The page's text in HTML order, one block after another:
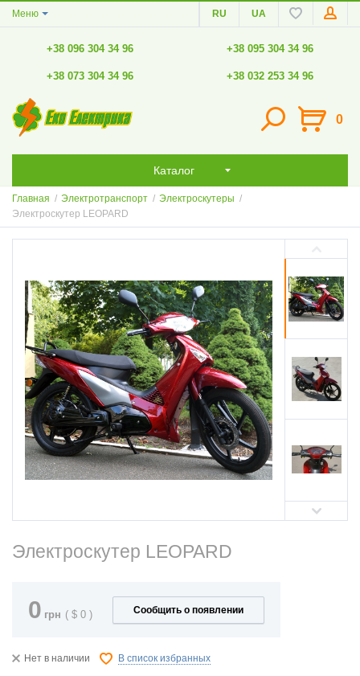
Меню RU UA
+38 096 304 34 96 +38 095 304 34 96
+38 073 304 34 96 +38 032 253 34 96
0
Каталог
Главная / Электротранспорт / Электроскутеры /
Электроскутер LEOPARD
Электроскутер LEOPARD
0 грн ( $ 0 ) Сообщить о появлении
Нет в наличии В список избранных